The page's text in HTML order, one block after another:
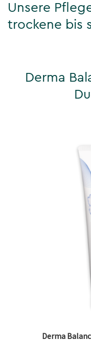
Unsere
trockene bis
Derma
Derma